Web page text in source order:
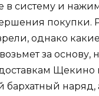
в систему и
покупки.
однако
за основу,
Щекино
бархатный наряд,